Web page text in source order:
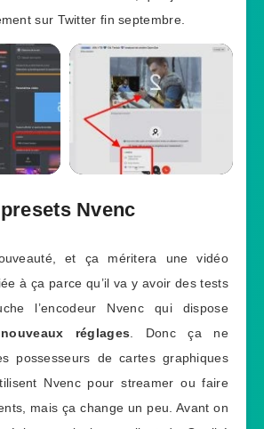
sur Twitter fin septembre.
Nvenc
et ça méritera une vidéo
à ça parce qu’il va y avoir des tests
l’encodeur Nvenc qui dispose
nouveaux réglages . Donc ça ne
possesseurs de cartes graphiques
Nvenc pour streamer ou faire
mais ça change un peu. Avant on